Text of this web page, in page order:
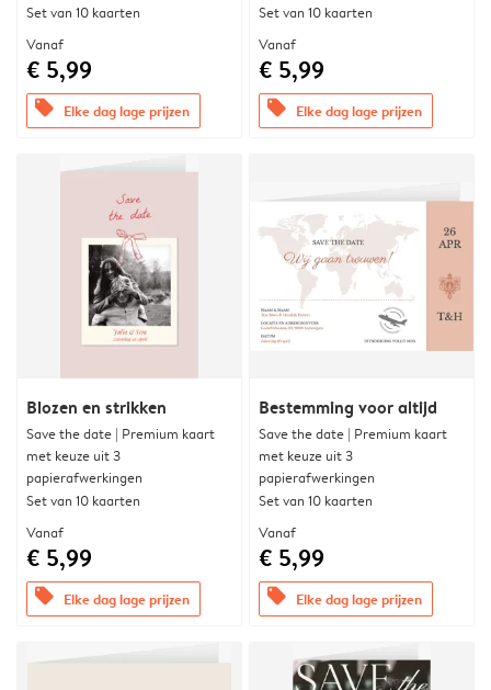
Set van 10 kaarten
Vanaf
€ 5,99
offers Elke dag lage prijzen
Set van 10 kaarten
Vanaf
€ 5,99
offers Elke dag lage prijzen
Blozen en strikken
Save the date | Premium kaart
met keuze uit 3
papierafwerkingen
Set van 10 kaarten
Vanaf
€ 5,99
offers Elke dag lage prijzen
Bestemming voor altijd
Save the date | Premium kaart
met keuze uit 3
papierafwerkingen
Set van 10 kaarten
Vanaf
€ 5,99
offers Elke dag lage prijzen